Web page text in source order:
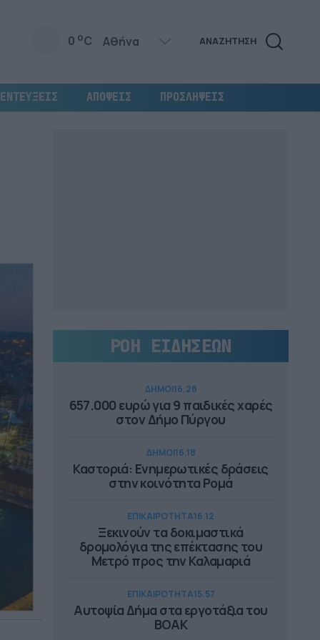
0 oC ΑΝΑΖΗΤΗΣΗ
ΑΠΟΨΕΙΣ ΠΡΟΣΛΗΨΕΙΣ
ΡΟΗ ΕΙΔΗΣΕΩΝ
ΔΗΜΟΙ16.28
657.000 ευρώ για 9 παιδικές χαρές
στον Δήμο Πύργου
ΔΗΜΟΙ16.18
Καστοριά: Ενημερωτικές δράσεις
στην κοινότητα Ρομά
ΕΠΙΚΑΙΡΟΤΗΤΑ16.12
Ξεκινούν τα δοκιμαστικά
δρομολόγια της επέκτασης του
Μετρό προς την Καλαμαριά
ΕΠΙΚΑΙΡΟΤΗΤΑ15.57
Αυτοψία Δήμα στα εργοτάξια του
ΒΟΑΚ